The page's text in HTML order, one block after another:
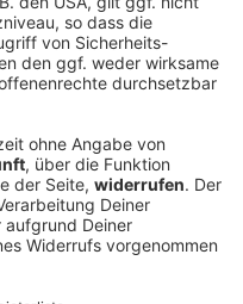
OB bislang
Münchner
Amtsinhaber